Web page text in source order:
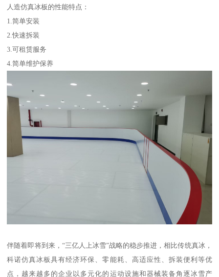
人造仿真冰板的性能特点：
1.简单安装
2.快速拆装
3.可租赁服务
4.简单维护保养
伴随着即将到来，“三亿人上冰雪”战略的稳步推进，相比传统真冰，
科诺仿真冰板具有经济环保、零能耗、高适应性、拆装便利等优
点，越来越多的企业以多元化的运动设施和器械装备角逐冰雪产